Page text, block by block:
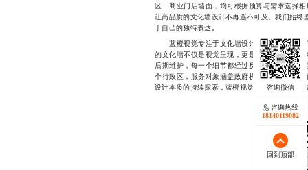
区、商业门店墙面，均可根据预算与需求选择
让高品质的文化墙设计不再遥不可及。我们始终
于自己的独特表达。
蓝橙视觉专注于文化墙设计领域多年，积累
的文化墙不仅是视觉呈现，更是城市温度与人
后期维护，每一个细节都经过反复推敲。如今
个行政区，服务对象涵盖政府机构、教育单位
设计本质的持续探索，蓝橙视觉正逐步成为北京
咨询热线
18140119082
回到顶部